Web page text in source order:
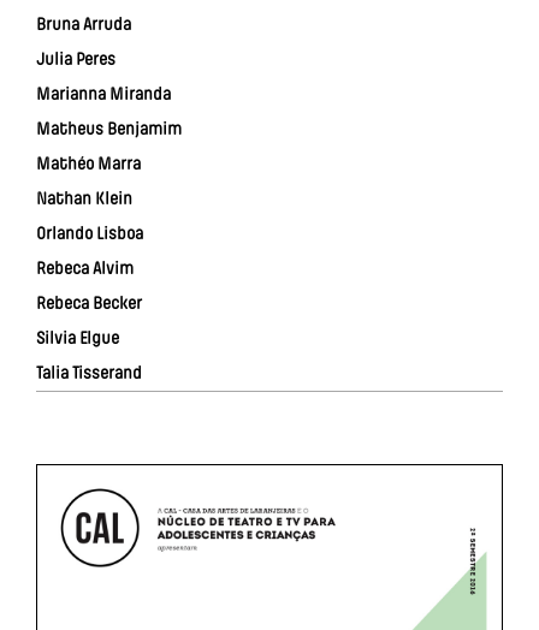
Bruna Arruda
Julia Peres
Marianna Miranda
Matheus Benjamim
Mathéo Marra
Nathan Klein
Orlando Lisboa
Rebeca Alvim
Rebeca Becker
Silvia Elgue
Talia Tisserand